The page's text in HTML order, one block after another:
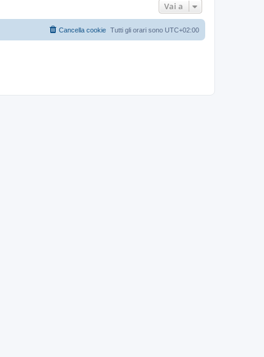
Vai a
Tutti gli orari sono UTC+02:00
Cancella cookie